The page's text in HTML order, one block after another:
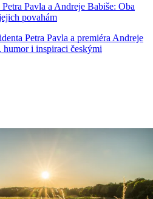
Pavla a Andreje Babiše: Oba
povahám
Petra Pavla a premiéra Andreje
i inspiraci českými